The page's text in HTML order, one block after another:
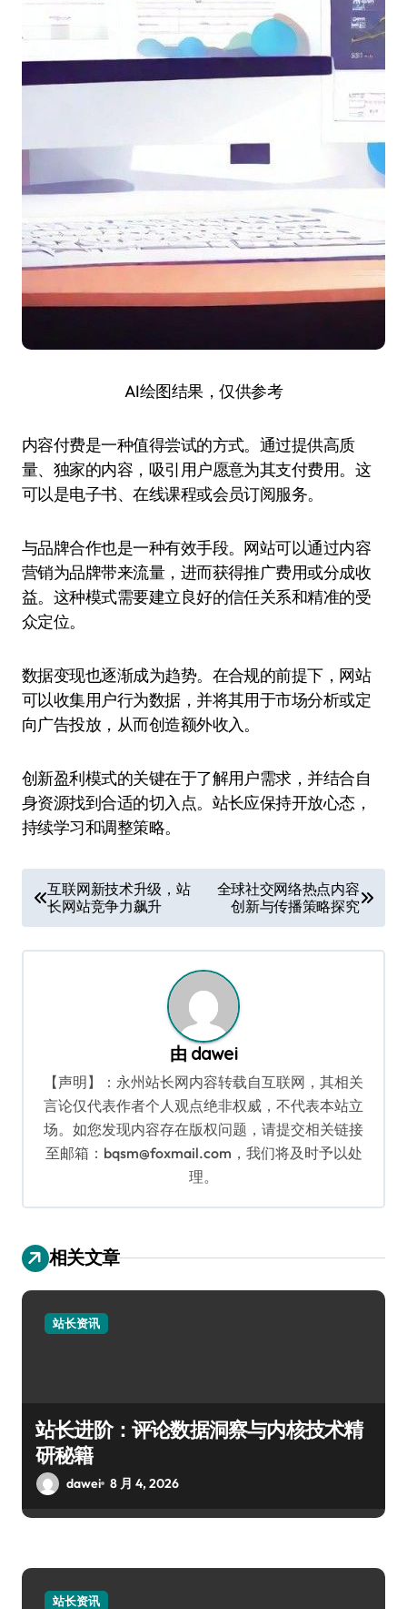
AI绘图结果，仅供参考
内容付费是一种值得尝试的方式。通过提供高质
量、独家的内容，吸引用户愿意为其支付费用。这
可以是电子书、在线课程或会员订阅服务。
与品牌合作也是一种有效手段。网站可以通过内容
营销为品牌带来流量，进而获得推广费用或分成收
益。这种模式需要建立良好的信任关系和精准的受
众定位。
数据变现也逐渐成为趋势。在合规的前提下，网站
可以收集用户行为数据，并将其用于市场分析或定
向广告投放，从而创造额外收入。
创新盈利模式的关键在于了解用户需求，并结合自
身资源找到合适的切入点。站长应保持开放心态，
持续学习和调整策略。
章
导
互联网新技术升级，站
长网站竞争力飙升
全球社交网络热点内容
创新与传播策略探究
由 dawei
【声明】：永州站长网内容转载自互联网，其相关
言论仅代表作者个人观点绝非权威，不代表本站立
场。如您发现内容存在版权问题，请提交相关链接
至邮箱：bqsm@foxmail.com，我们将及时予以处
理。
相关文章
站长资讯
站长进阶：评论数据洞察与内核技术精
研秘籍
dawei 8 月 4, 2026
站长资讯